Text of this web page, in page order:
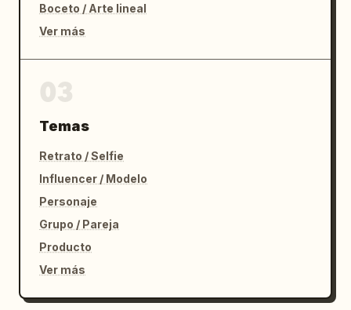
Boceto / Arte lineal
Ver más
Temas
Retrato / Selfie
Influencer / Modelo
Personaje
Grupo / Pareja
Producto
Ver más